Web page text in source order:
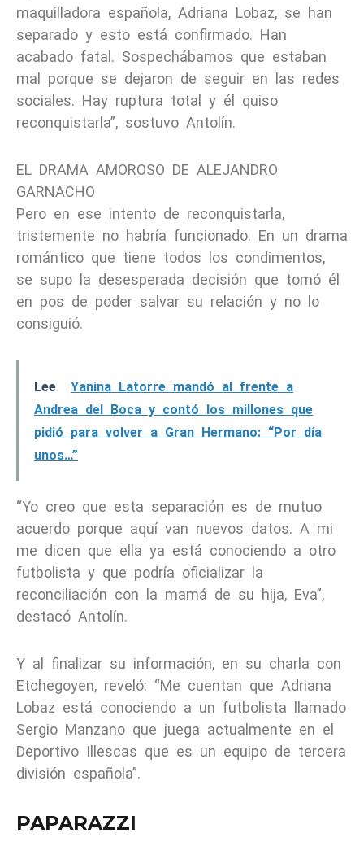
maquilladora española, Adriana Lobaz, se han
separado y esto está confirmado. Han
acabado fatal. Sospechábamos que estaban
mal porque se dejaron de seguir en las redes
sociales. Hay ruptura total y él quiso
reconquistarla”, sostuvo Antolín.
EL DRAMA AMOROSO DE ALEJANDRO
GARNACHO
Pero en ese intento de reconquistarla,
tristemente no habría funcionado. En un drama
romántico que tiene todos los condimentos,
se supo la desesperada decisión que tomó él
en pos de poder salvar su relación y no lo
consiguió.
Lee
Yanina Latorre mandó al frente a
Andrea del Boca y contó los millones que
pidió para volver a Gran Hermano: “Por día
unos…”
“Yo creo que esta separación es de mutuo
acuerdo porque aquí van nuevos datos. A mi
me dicen que ella ya está conociendo a otro
futbolista y que podría oficializar la
reconciliación con la mamá de su hija, Eva”,
destacó Antolín.
Y al finalizar su información, en su charla con
Etchegoyen, reveló: “Me cuentan que Adriana
Lobaz está conociendo a un futbolista llamado
Sergio Manzano que juega actualmente en el
Deportivo Illescas que es un equipo de tercera
división española”.
PAPARAZZI